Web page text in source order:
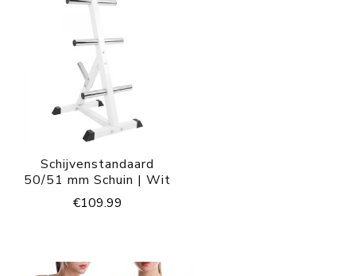
Schijvenstandaard
50/51 mm Schuin | Wit
€109.99